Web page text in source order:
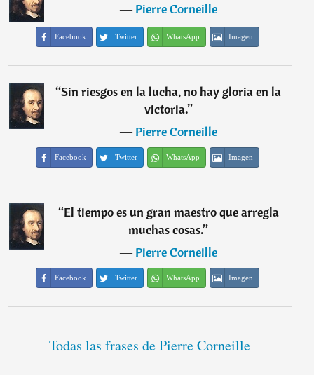
―Pierre Corneille
Facebook Twitter WhatsApp Imagen
“Sin riesgos en la lucha, no hay gloria en la
victoria.”
―Pierre Corneille
Facebook Twitter WhatsApp Imagen
“El tiempo es un gran maestro que arregla
muchas cosas.”
―Pierre Corneille
Facebook Twitter WhatsApp Imagen
Todas las frases de Pierre Corneille